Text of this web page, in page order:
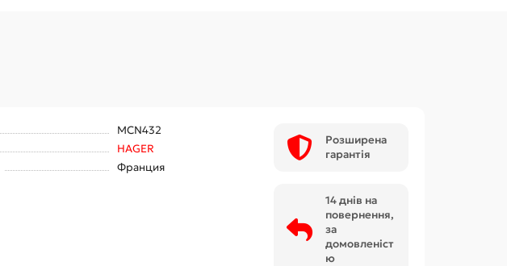
MCN432
HAGER
Франция
Розширена
гарантія
14 днів на
повернення,
за
домовленіст
ю